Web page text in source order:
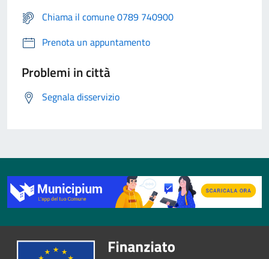
Chiama il comune 0789 740900
Prenota un appuntamento
Problemi in città
Segnala disservizio